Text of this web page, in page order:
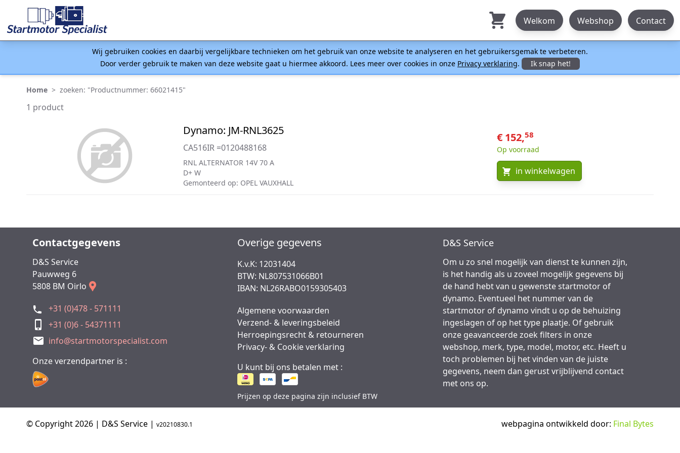
Welkom Webshop Contact
Wij gebruiken cookies en daarbij vergelijkbare technieken om het gebruik van onze website te analyseren en het gebruikersgemak te verbeteren.
Door verder gebruik te maken van deze website gaat u hiermee akkoord. Lees meer over cookies in onze Privacy verklaring. Ik snap het!
Home > zoeken: "Productnummer: 66021415"
1 product
Dynamo: JM-RNL3625
CA516IR =0120488168
RNL ALTERNATOR 14V 70 A
D+ W
Gemonteerd op: OPEL VAUXHALL
€ 152,58
Op voorraad
in winkelwagen
Contactgegevens
D&S Service
Pauwweg 6
5808 BM Oirlo
+31 (0)478 - 571111
+31 (0)6 - 54371111
info@startmotorspecialist.com
Onze verzendpartner is :
Overige gegevens
K.v.K: 12031404
BTW: NL807531066B01
IBAN: NL26RABO0159305403
Algemene voorwaarden
Verzend- & leveringsbeleid
Herroepingsrecht & retourneren
Privacy- & Cookie verklaring
U kunt bij ons betalen met :
Prijzen op deze pagina zijn inclusief BTW
D&S Service
Om u zo snel mogelijk van dienst te kunnen zijn,
is het handig als u zoveel mogelijk gegevens bij
de hand hebt van u gewenste startmotor of
dynamo. Eventueel het nummer van de
startmotor of dynamo vindt u op de behuizing
ingeslagen of op het type plaatje. Of gebruik
onze geavanceerde zoek filters in onze
webshop, merk, type, model, motor, etc. Heeft u
toch problemen bij het vinden van de juiste
gegevens, neem dan gerust vrijblijvend contact
met ons op.
© Copyright 2026 | D&S Service | v20210830.1 webpagina ontwikkeld door: Final Bytes